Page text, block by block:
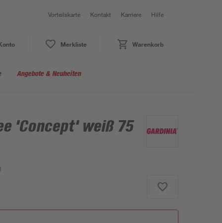
Vorteilskarte Kontakt Karriere Hilfe
Merkliste Warenkorb
Angebote & Neuheiten
'Concept' weiß 75